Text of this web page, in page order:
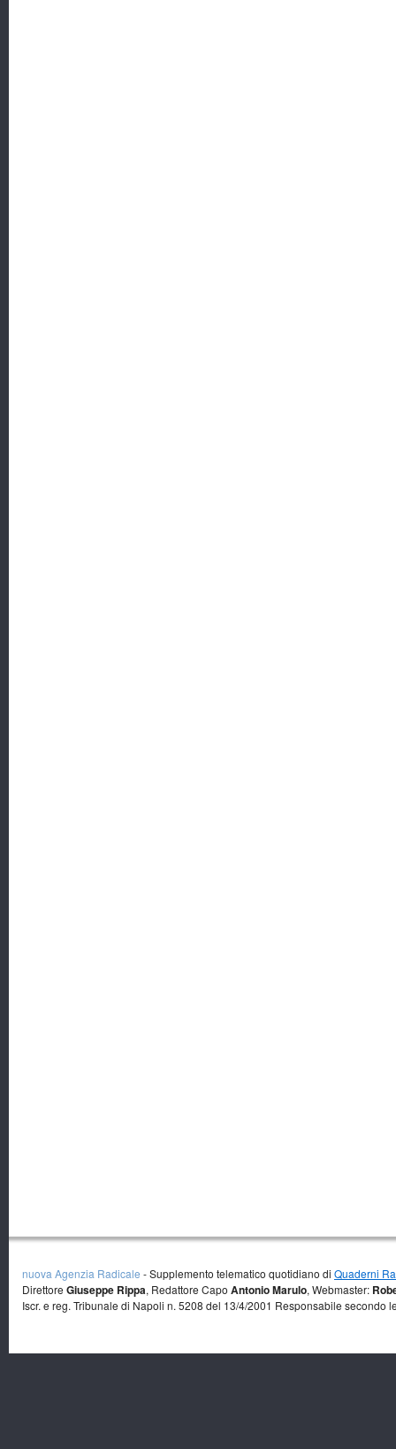
nuova Agenzia Radicale - Supplemento telematico quotidiano di Quaderni
Direttore Giuseppe Rippa, Redattore Capo Antonio Marulo, Webmaster:
Iscr. e reg. Tribunale di Napoli n. 5208 del 13/4/2001 Responsabile secondo